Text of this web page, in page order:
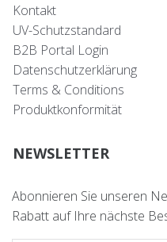
Kontakt
UV-Schutzstandard
B2B Portal Login
Datenschutzerklärung
Terms & Conditions
Produktkonformität
NEWSLETTER
Abonnieren Sie unseren
Rabatt auf Ihre nächste